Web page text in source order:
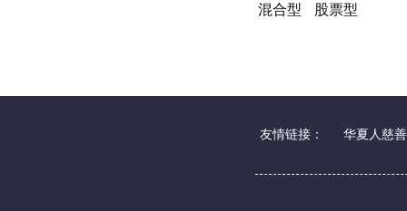
混合型
股票型
友情链接： 华夏人慈